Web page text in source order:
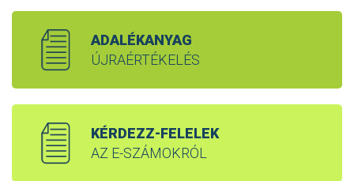
ADALÉKANYAG
ÚJRAÉRTÉKELÉS
KÉRDEZZ-FELELEK
AZ E-SZÁMOKRÓL